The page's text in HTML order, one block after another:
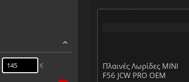
€
Πλαινές Λωρίδες MINI
F56 JCW PRO OEM